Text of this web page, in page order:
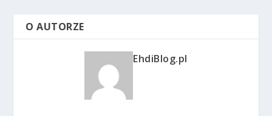
O AUTORZE
EhdiBlog.pl